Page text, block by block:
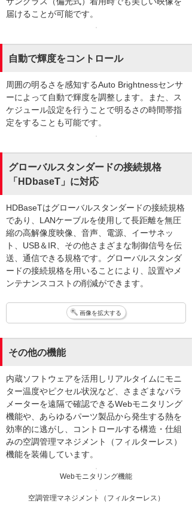
届けることが可能です。
自動で輝度をコントロール
周囲の明るさを感知するAuto Brightnessセンサ
ーによって自動で輝度を調整します。また、ス
ケジュール設定を行うことで明るさの時間帯指
定をすることも可能です。
グローバルスタンダードの接続規格
「HDbaseT」に対応
HDBaseTはグローバルスタンダードの接続規格
であり、LANケーブルを使用して長距離を無圧
縮の高解像度映像、音声、電源、イーサネッ
ト、USB＆IR、その他さまざまな制御信号を伝
送、通信できる規格です。グローバルスタンダ
ードの接続規格を用いることにより、設置やメ
ンテナンスコストの削減ができます。
画像を拡大する
その他の機能
内蔵ソフトウェアを活用しリアルタイムにモニ
ター温度やピクセル状況など、さまざまなパラ
メーターを遠隔で確認できるWebモニタリング
機能や、あらゆるパーツ製品から発生する熱を
効率的に逃がし、コントロールする構造・仕組
みの空調管理マネジメント（フィルターレス）
機能を装備しています。
Webモニタリング機能
空調管理マネジメント（フィルターレス）